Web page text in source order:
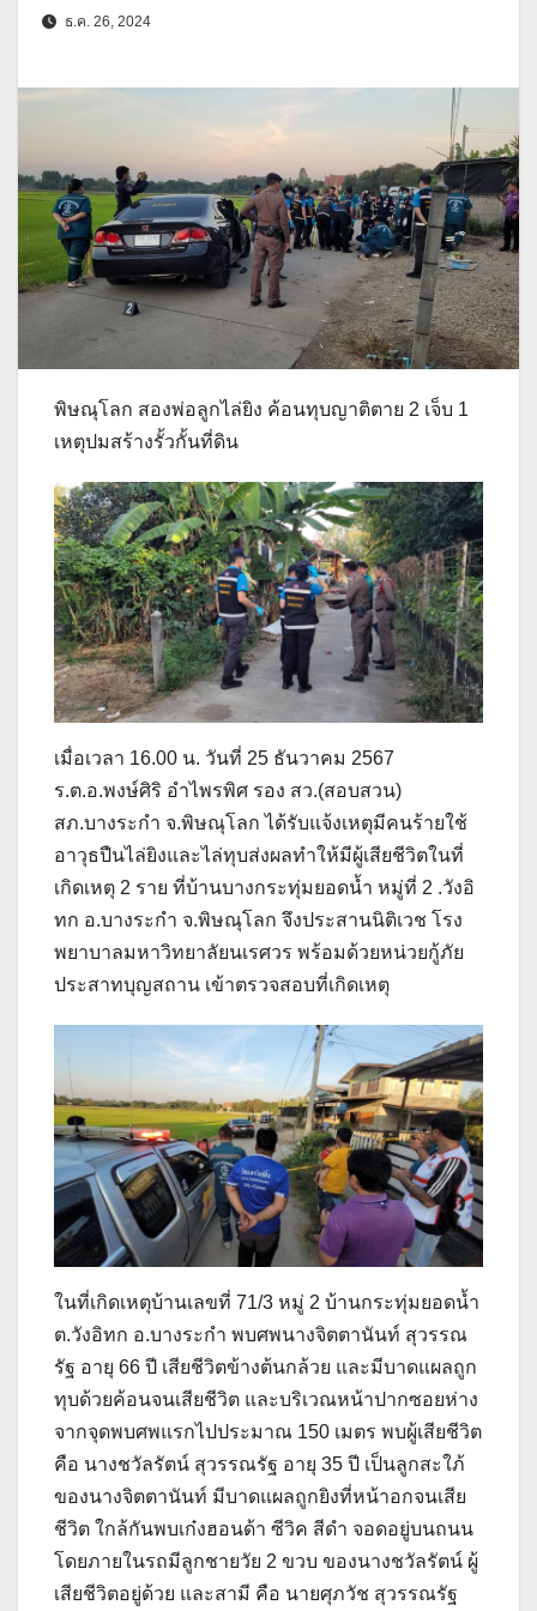
ธ.ค. 26, 2024
พิษณุโลก สองพ่อลูกไล่ยิง ค้อนทุบญาติตาย 2 เจ็บ 1
เหตุปมสร้างรั้วกั้นที่ดิน
เมื่อเวลา 16.00 น. วันที่ 25 ธันวาคม 2567
ร.ต.อ.พงษ์ศิริ อำไพรพิศ รอง สว.(สอบสวน)
สภ.บางระกำ จ.พิษณุโลก ได้รับแจ้งเหตุมีคนร้ายใช้
อาวุธปืนไล่ยิงและไล่ทุบส่งผลทำให้มีผู้เสียชีวิตในที่
เกิดเหตุ 2 ราย ที่บ้านบางกระทุ่มยอดน้ำ หมู่ที่ 2 .วังอิ
ทก อ.บางระกำ จ.พิษณุโลก จึงประสานนิติเวช โรง
พยาบาลมหาวิทยาลัยนเรศวร พร้อมด้วยหน่วยกู้ภัย
ประสาทบุญสถาน เข้าตรวจสอบที่เกิดเหตุ
ในที่เกิดเหตุบ้านเลขที่ 71/3 หมู่ 2 บ้านกระทุ่มยอดน้ำ
ต.วังอิทก อ.บางระกำ พบศพนางจิตตานันท์ สุวรรณ
รัฐ อายุ 66 ปี เสียชีวิตข้างต้นกล้วย และมีบาดแผลถูก
ทุบด้วยค้อนจนเสียชีวิต และบริเวณหน้าปากซอยห่าง
จากจุดพบศพแรกไปประมาณ 150 เมตร พบผู้เสียชีวิต
คือ นางชวัลรัตน์ สุวรรณรัฐ อายุ 35 ปี เป็นลูกสะใภ้
ของนางจิตตานันท์ มีบาดแผลถูกยิงที่หน้าอกจนเสีย
ชีวิต ใกล้กันพบเก๋งฮอนด้า ซีวิค สีดำ จอดอยู่บนถนน
โดยภายในรถมีลูกชายวัย 2 ขวบ ของนางชวัลรัตน์ ผู้
เสียชีวิตอยู่ด้วย และสามี คือ นายศุภวัช สุวรรณรัฐ